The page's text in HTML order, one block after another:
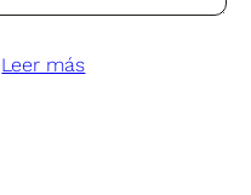
Leer más